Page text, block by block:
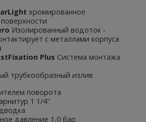
хромированное
Изолированный водоток -
с металлами корпуса
Plus Система монтажа
трубкообразный излив
поворота
1 1/4"
давление 1,0 бар